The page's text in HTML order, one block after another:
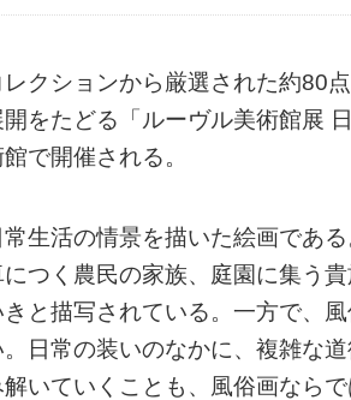
クションから厳選された約80
をたどる「ルーヴル美術館展
で開催される。
常生活の情景を描いた絵画であ
つく農民の家族、庭園に集う
と描写されている。一方で、
日常の装いのなかに、複雑な
いていくことも、風俗画ならで